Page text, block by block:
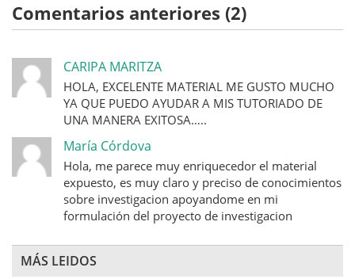
Comentarios anteriores (2)
CARIPA MARITZA
HOLA, EXCELENTE MATERIAL ME GUSTO MUCHO
YA QUE PUEDO AYUDAR A MIS TUTORIADO DE
UNA MANERA EXITOSA…..
María Córdova
Hola, me parece muy enriquecedor el material
expuesto, es muy claro y preciso de conocimientos
sobre investigacion apoyandome en mi
formulación del proyecto de investigacion
MÁS LEIDOS